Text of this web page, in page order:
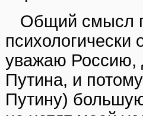
Общий смысл
уважаю Россию,
Путина, и
Путину)